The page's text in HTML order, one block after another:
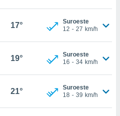
17°
Suroeste
12 - 27 km/h
19°
Suroeste
16 - 34 km/h
21°
Suroeste
18 - 39 km/h